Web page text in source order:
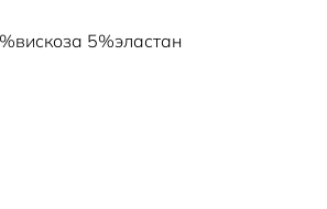
5%эластан